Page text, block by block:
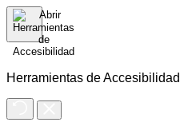
Herramientas de Accesibilidad